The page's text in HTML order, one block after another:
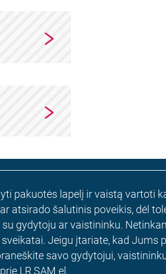
pakuotės lapelį ir vaistą vartoti
atsirado šalutinis poveikis, dėl
gydytoju ar vaistininku.
Jeigu įtariate, kad Jums
savo gydytojui,
LR SAM el.